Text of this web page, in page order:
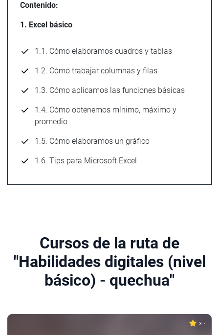
Contenido:
1. Excel básico
1.1. Cómo elaboramos cuadros y tablas
1.2. Cómo trabajar columnas y filas
1.3. Cómo aplicamos las funciones básicas
1.4. Cómo obtenemos mínimo, máximo y
promedio
1.5. Cómo elaboramos un gráfico
1.6. Tips para Microsoft Excel
Cursos de la ruta de
"Habilidades digitales (nivel
básico) - quechua"
3.7